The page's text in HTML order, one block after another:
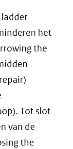
ladder
het
the
Tot slot
van de
the